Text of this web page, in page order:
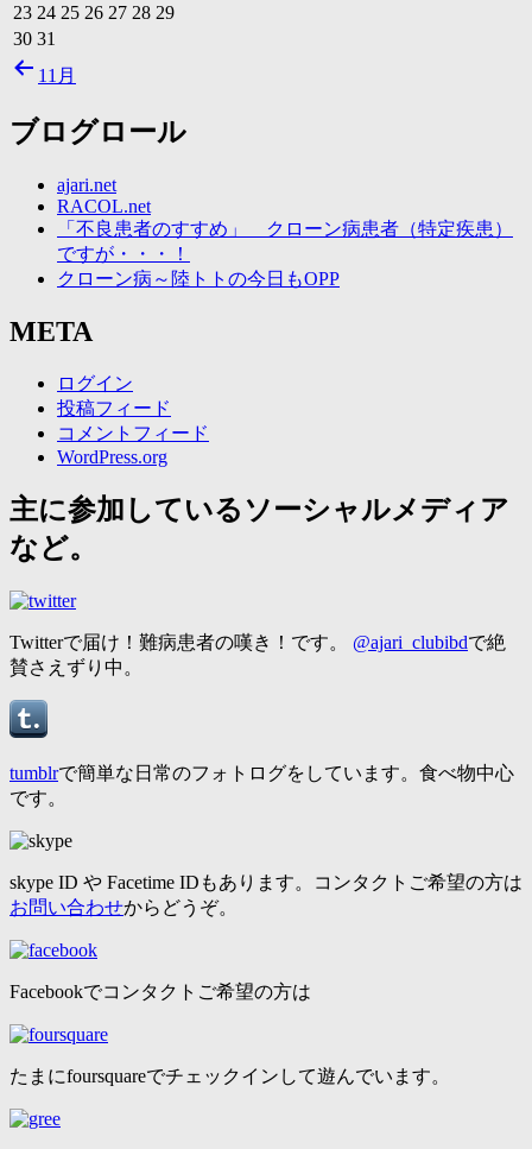
23 24 25 26 27 28 29
30 31
11月
ブログロール
ajari.net
RACOL.net
「不良患者のすすめ」 クローン病患者（特定疾患）
ですが・・・！
クローン病～陸トトの今日もOPP
META
ログイン
投稿フィード
コメントフィード
WordPress.org
主に参加しているソーシャルメディア
など。
Twitterで届け！難病患者の嘆き！です。 @ajari_clubibdで絶
賛さえずり中。
tumblrで簡単な日常のフォトログをしています。食べ物中心
です。
skype ID や Facetime IDもあります。コンタクトご希望の方は
お問い合わせからどうぞ。
Facebookでコンタクトご希望の方は
たまにfoursquareでチェックインして遊んでいます。